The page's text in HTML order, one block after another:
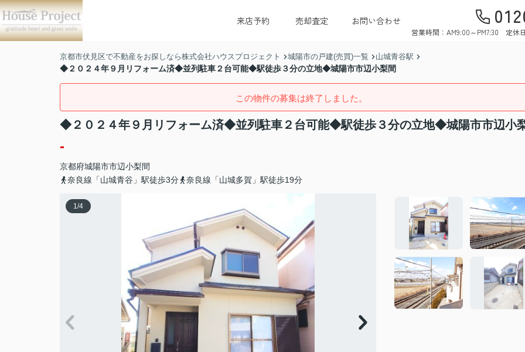
来店予約 売却査定 お問い合わせ
営業時間：AM9:00～PM7:30 定休
京都市伏見区で不動産をお探しなら株式会社ハウスプロジェクト 城陽市の戸建(売買)一覧 山城青谷駅
◆２０２４年９月リフォーム済◆並列駐車２台可能◆駅徒歩３分の立地◆城陽市市辺小梨間
この物件の募集は終了しました。
◆２０２４年９月リフォーム済◆並列駐車２台可能◆駅徒歩３分の立地◆城陽市市辺小
-
京都府城陽市市辺小梨間
奈良線「山城青谷」駅徒歩3分
奈良線「山城多賀」駅徒歩19分
1/4